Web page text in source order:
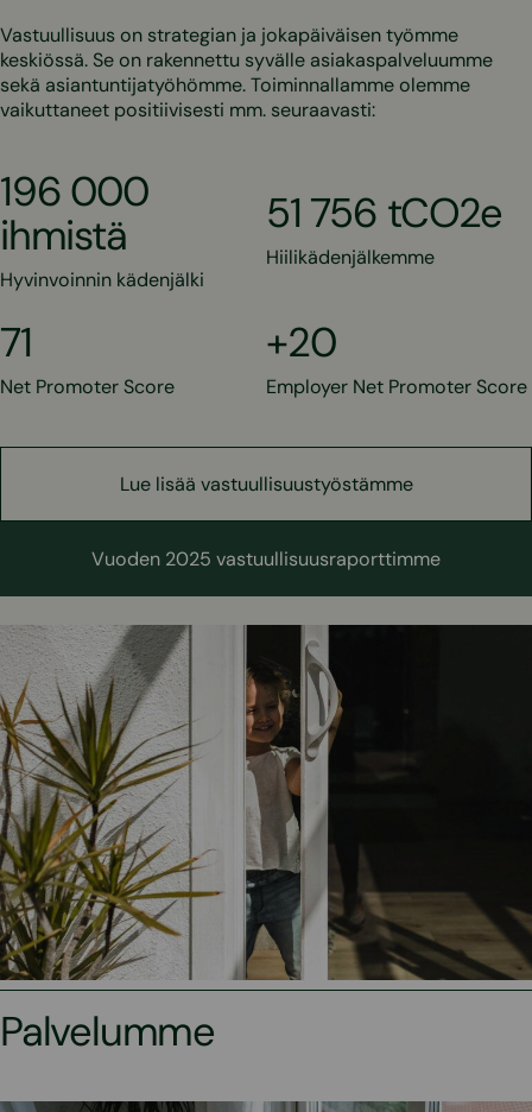
Vastuullisuus on strategian ja jokapäiväisen työmme
keskiössä. Se on rakennettu syvälle asiakaspalveluumme
sekä asiantuntijatyöhömme. Toiminnallamme olemme
vaikuttaneet positiivisesti mm. seuraavasti:
196 000
ihmistä
Hyvinvoinnin kädenjälki
51 756 tCO2e
Hiilikädenjälkemme
71
Net Promoter Score
+20
Employer Net Promoter Score
Lue lisää vastuullisuustyöstämme
Vuoden 2025 vastuullisuusraporttimme
Palvelumme